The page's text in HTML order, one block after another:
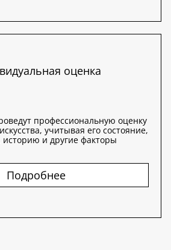
оценка
профессиональную оценку
учитывая его состояние,
историю и другие факторы
Подробнее